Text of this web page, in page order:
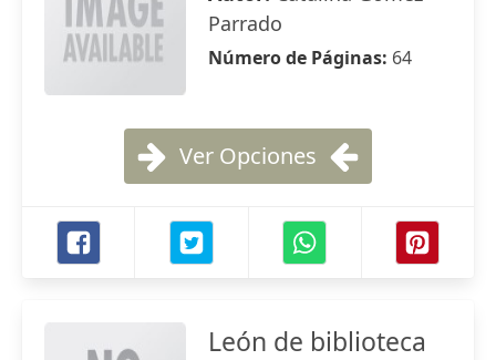
Parrado
Número de Páginas: 64
Ver Opciones
León de biblioteca